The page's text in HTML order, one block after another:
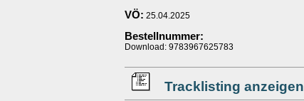
VÖ: 25.04.2025
Bestellnummer:
Download: 9783967625783
Tracklisting anzeigen